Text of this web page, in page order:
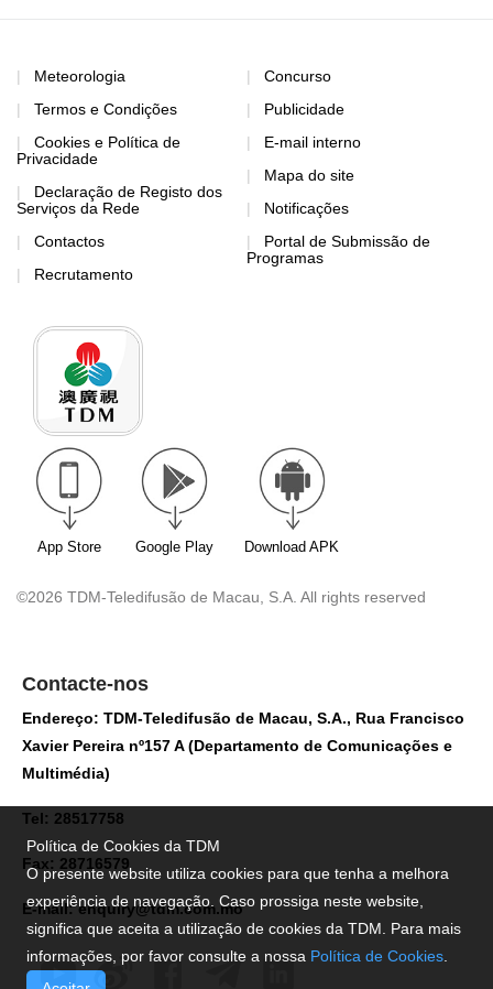
Meteorologia
Termos e Condições
Cookies e Política de
Privacidade
Declaração de Registo dos
Serviços da Rede
Contactos
Recrutamento
Concurso
Publicidade
E-mail interno
Mapa do site
Notificações
Portal de Submissão de
Programas
App Store Google Play Download APK
©2026 TDM-Teledifusão de Macau, S.A. All rights reserved
Contacte-nos
Endereço: TDM-Teledifusão de Macau, S.A., Rua Francisco
Xavier Pereira nº157 A (Departamento de Comunicações e
Multimédia)
Tel: 28517758
Fax: 28716579
E-mail:enquiry@tdm.com.mo
Política de Cookies da TDM
O presente website utiliza cookies para que tenha a melhora
experiência de navegação. Caso prossiga neste website,
significa que aceita a utilização de cookies da TDM. Para mais
informações, por favor consulte a nossa Política de Cookies